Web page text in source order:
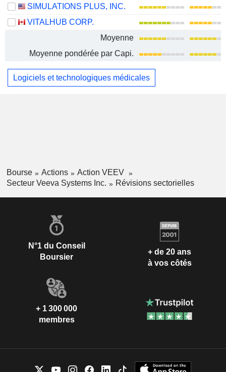
SIMULATIONS PLUS, INC.
VITALHUB CORP.
Moyenne
Moyenne pondérée par Capi.
Logiciels et technologiques médicales
Bourse Actions
Action VEEV
Secteur Veeva Systems Inc.
Révisions sectorielles
N°1 du Conseil
Boursier
+ de 20 ans
à vos côtés
+ 1 300 000
membres